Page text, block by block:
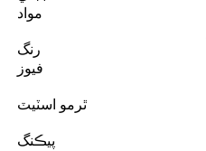
مواد
رنگ
فيوز
ٿرمو اسٽيٽ
پيڪنگ